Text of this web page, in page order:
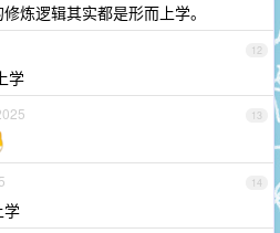
炼逻辑其实都是形而上学。
12
学
13
14
学